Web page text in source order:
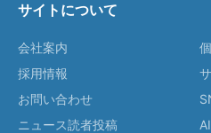
サイトについて
会社案内
採用情報
お問い合わせ
ニュース読者投稿